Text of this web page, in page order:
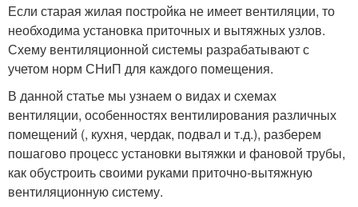
Если старая жилая постройка не имеет вентиляции, то
необходима установка приточных и вытяжных узлов.
Схему вентиляционной системы разрабатывают с
учетом норм СНиП для каждого помещения.
В данной статье мы узнаем о видах и схемах
вентиляции, особенностях вентилирования различных
помещений (, кухня, чердак, подвал и т.д.), разберем
пошагово процесс установки вытяжки и фановой трубы,
как обустроить своими руками приточно-вытяжную
вентиляционную систему.